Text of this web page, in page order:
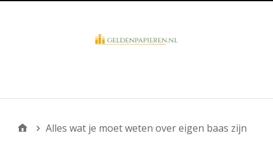
​Alles wat je moet weten over eigen baas zijn